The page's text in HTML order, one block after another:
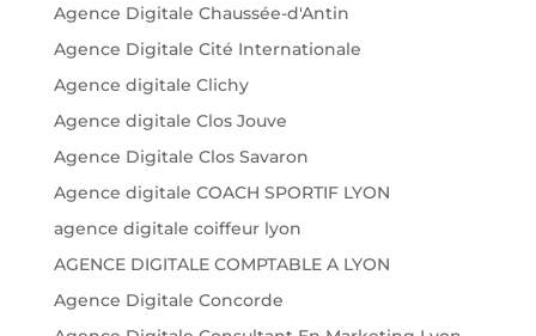
Agence Digitale Chaussée-d'Antin
Agence Digitale Cité Internationale
Agence digitale Clichy
Agence digitale Clos Jouve
Agence Digitale Clos Savaron
Agence digitale COACH SPORTIF LYON
agence digitale coiffeur lyon
AGENCE DIGITALE COMPTABLE A LYON
Agence Digitale Concorde